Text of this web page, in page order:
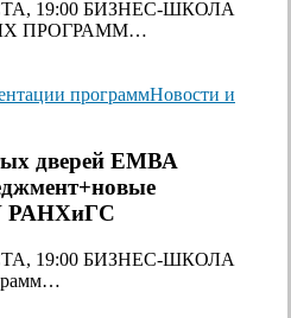
19:00 БИЗНЕС-ШКОЛА
ПРОГРАММ…
программНовости и
дверей ЕМВА
РАНХиГС
19:00 БИЗНЕС-ШКОЛА